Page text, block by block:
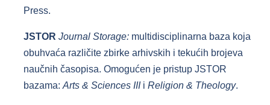
Press.
JSTOR Journal Storage: multidisciplinarna baza koja
obuhvaća različite zbirke arhivskih i tekućih brojeva
naučnih časopisa. Omogućen je pristup JSTOR
bazama: Arts & Sciences IIIi Religion & Theology.